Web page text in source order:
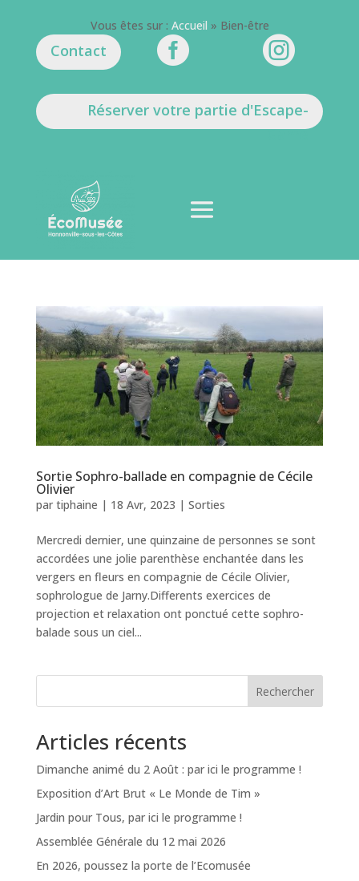
Vous êtes sur : Accueil » Bien-être
Contact  
Réserver votre partie d'Escape-
Game
Sortie Sophro-ballade en compagnie de Cécile
Olivier
par tiphaine | 18 Avr, 2023 | Sorties
Mercredi dernier, une quinzaine de personnes se sont
accordées une jolie parenthèse enchantée dans les
vergers en fleurs en compagnie de Cécile Olivier,
sophrologue de Jarny.Differents exercices de
projection et relaxation ont ponctué cette sophro-
balade sous un ciel...
Rechercher
Articles récents
Dimanche animé du 2 Août : par ici le programme !
Exposition d’Art Brut « Le Monde de Tim »
Jardin pour Tous, par ici le programme !
Assemblée Générale du 12 mai 2026
En 2026, poussez la porte de l’Ecomusée